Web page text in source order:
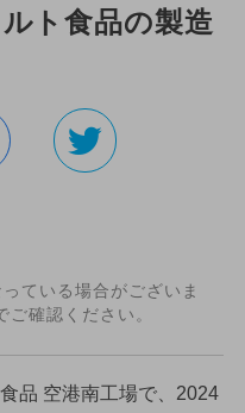
ト食品の製造
ている場合がございま
確認ください。
品 空港南工場で、2024